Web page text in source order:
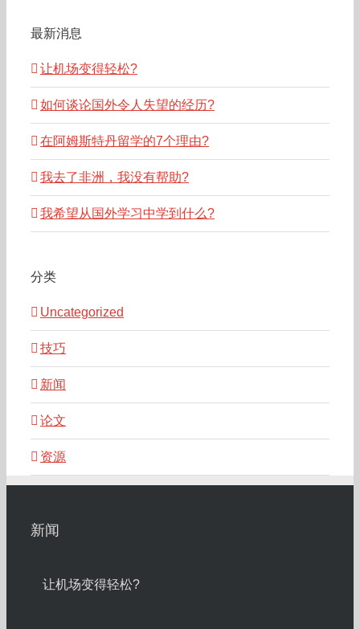
最新消息
让机场变得轻松?
如何谈论国外令人失望的经历?
在阿姆斯特丹留学的7个理由?
我去了非洲，我没有帮助?
我希望从国外学习中学到什么?
分类
Uncategorized
技巧
新闻
论文
资源
新闻
让机场变得轻松?